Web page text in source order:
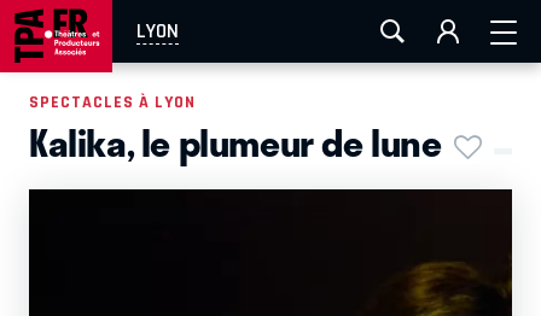
LYON
AIX-MARSEILLE LA ROCHELLE
EN TOURNÉE
SPECTACLES À LYON
Kalika, le plumeur de lune